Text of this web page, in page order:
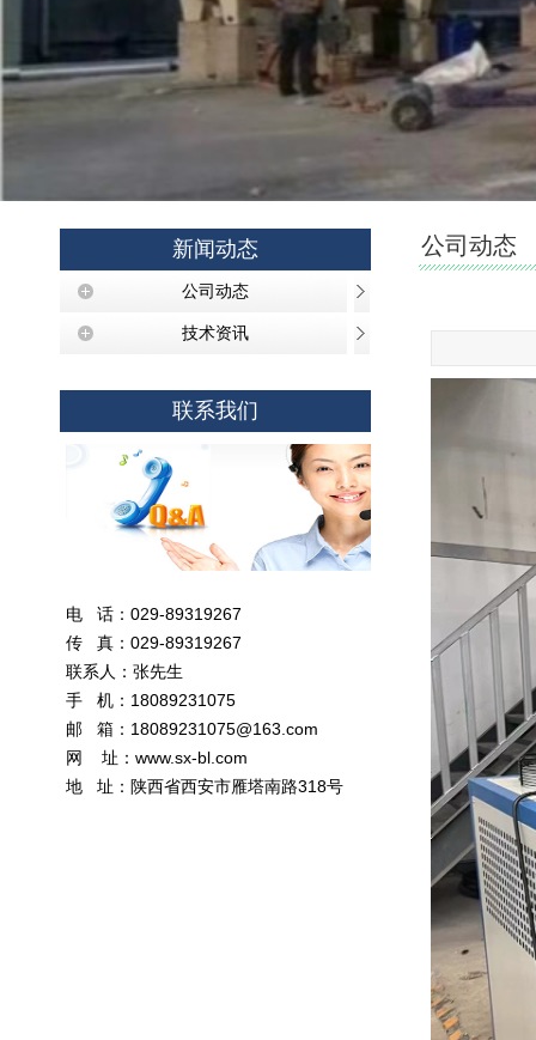
新闻动态
公司动态
技术资讯
联系我们
电 话：029-89319267
传 真：029-89319267
联系人：张先生
手 机：18089231075
邮 箱： 18089231075@163.com
网 址： www.sx-bl.com
地 址：陕西省西安市雁塔南路318号
公司动态